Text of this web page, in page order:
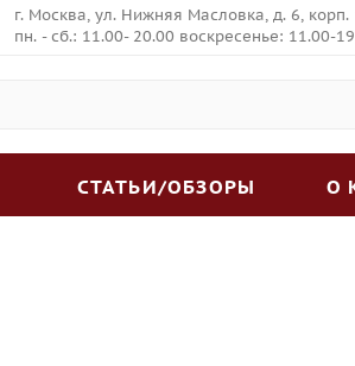
г. Москва, ул. Нижняя Масловка, д. 6, корп.
пн. - сб.: 11.00- 20.00 воскресенье: 11.00-
СТАТЬИ/ОБЗОРЫ О